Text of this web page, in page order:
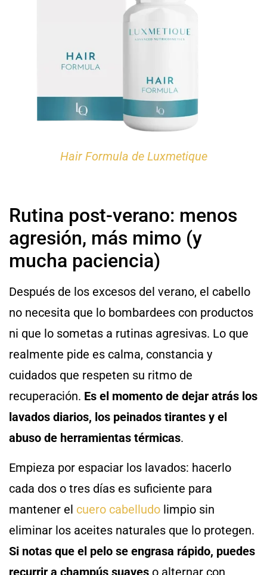
Hair Formula de Luxmetique
Rutina post-verano: menos
agresión, más mimo (y
mucha paciencia)
Después de los excesos del verano, el cabello
no necesita que lo bombardees con productos
ni que lo sometas a rutinas agresivas. Lo que
realmente pide es calma, constancia y
cuidados que respeten su ritmo de
recuperación. Es el momento de dejar atrás los
lavados diarios, los peinados tirantes y el
abuso de herramientas térmicas.
Empieza por espaciar los lavados: hacerlo
cada dos o tres días es suficiente para
mantener el cuero cabelludo limpio sin
eliminar los aceites naturales que lo protegen.
Si notas que el pelo se engrasa rápido, puedes
recurrir a champús suaves o alternar con